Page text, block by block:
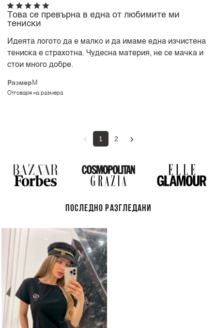
Размер M
Отговаря на размера
Това се превърна в една от любимите ми
тениски
Идеята логото да е малко и да имаме една изчистена
тениска е страхотна. Чудесна материя, не се мачка и
стои много добре.
‹ 1 2 ›
ПОСЛЕДНО РАЗГЛЕДАНИ